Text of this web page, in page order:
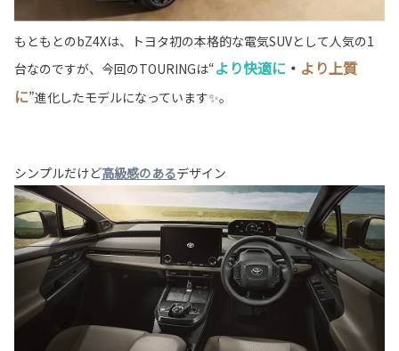
もともとのbZ4Xは、トヨタ初の本格的な電気SUVとして人気の1
台なのですが、今回のTOURINGは“より快適に ・ より上質
に”進化したモデルになっています✨。
シンプルだけど高級感のあるデザイン